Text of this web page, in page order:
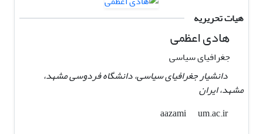
هیات تحریریه
هادی اعظمی
جغرافیای سیاسی
دانشیار جغرافیای سیاسی، دانشگاه فردوسی مشهد،
مشهد، ایران
aazami
um.ac.ir